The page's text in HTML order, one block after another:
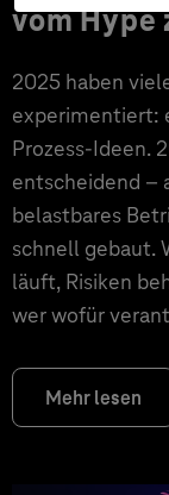
vom Hype
2025 haben
experimentiert:
Prozess-Ideen.
entscheidend –
belastbares
schnell gebaut.
läuft, Risiken
wer wofür
Mehr lesen